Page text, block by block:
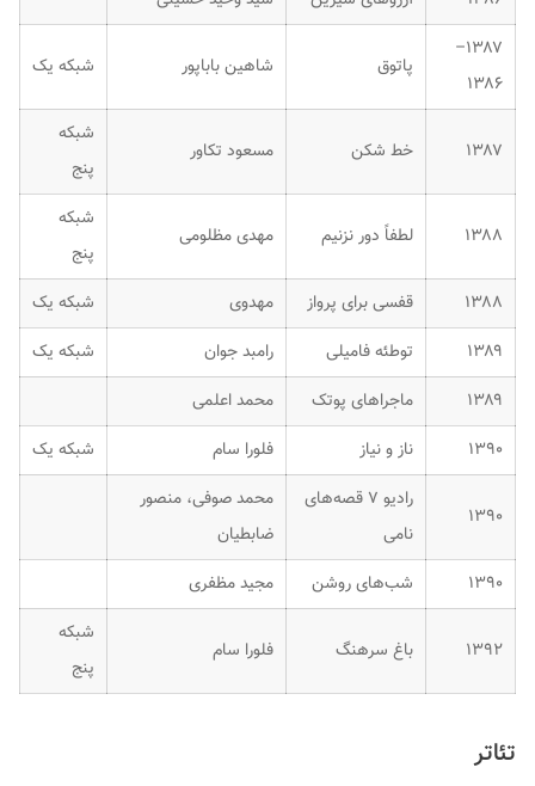
۱۳۸۷–
۱۳۸۶
پاتوق شاهین باباپور شبکه یک
۱۳۸۷ خط‌ شکن مسعود تکاور
شبکه
پنج
۱۳۸۸ لطفاً دور نزنیم مهدی مظلومی
شبکه
پنج
۱۳۸۸
قفسی برای پرواز مهدوی
شبکه یک
۱۳۸۹
توطئه فامیلی رامبد جوان
شبکه یک
۱۳۸۹
ماجراهای پوتک
محمد اعلمی
۱۳۹۰
ناز و نیاز فلورا سام شبکه یک
۱۳۹۰
رادیو ۷ قصه‌های
نامی
محمد صوفی، منصور
ضابطیان
۱۳۹۰
شب‌های روشن مجید مظفری
۱۳۹۲ باغ سرهنگ فلورا سام
شبکه
پنج
تئاتر